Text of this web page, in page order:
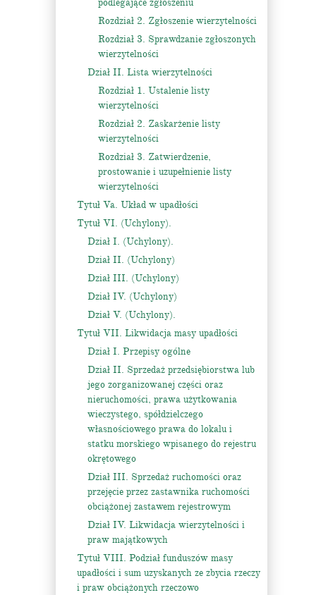
podlegające zgłoszeniu
Rozdział 2. Zgłoszenie wierzytelności
Rozdział 3. Sprawdzanie zgłoszonych
wierzytelności
Dział II. Lista wierzytelności
Rozdział 1. Ustalenie listy
wierzytelności
Rozdział 2. Zaskarżenie listy
wierzytelności
Rozdział 3. Zatwierdzenie,
prostowanie i uzupełnienie listy
wierzytelności
Tytuł Va. Układ w upadłości
Tytuł VI. (Uchylony).
Dział I. (Uchylony).
Dział II. (Uchylony)
Dział III. (Uchylony)
Dział IV. (Uchylony)
Dział V. (Uchylony).
Tytuł VII. Likwidacja masy upadłości
Dział I. Przepisy ogólne
Dział II. Sprzedaż przedsiębiorstwa lub
jego zorganizowanej części oraz
nieruchomości, prawa użytkowania
wieczystego, spółdzielczego
własnościowego prawa do lokalu i
statku morskiego wpisanego do rejestru
okrętowego
Dział III. Sprzedaż ruchomości oraz
przejęcie przez zastawnika ruchomości
obciążonej zastawem rejestrowym
Dział IV. Likwidacja wierzytelności i
praw majątkowych
Tytuł VIII. Podział funduszów masy
upadłości i sum uzyskanych ze zbycia rzeczy
i praw obciążonych rzeczowo